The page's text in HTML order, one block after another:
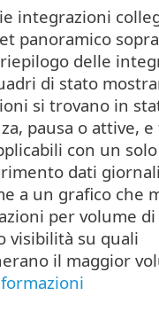
integrazioni
panoramico sopra
delle
di stato
si trovano in
pausa o attive,
con un solo
dati
a un grafico che
per volume di
visibilità su quali
il maggior